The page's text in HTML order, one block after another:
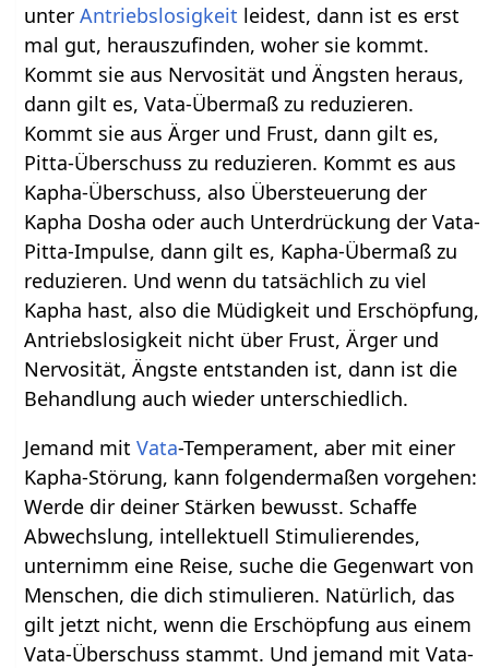
unterAntriebslosigkeit leidest, dann ist es erst
mal gut, herauszufinden, woher sie kommt.
Kommt sie aus Nervosität und Ängsten heraus,
dann gilt es, Vata-Übermaß zu reduzieren.
Kommt sie aus Ärger und Frust, dann gilt es,
Pitta-Überschuss zu reduzieren. Kommt es aus
Kapha-Überschuss, also Übersteuerung der
Kapha Dosha oder auch Unterdrückung der Vata-
Pitta-Impulse, dann gilt es, Kapha-Übermaß zu
reduzieren. Und wenn du tatsächlich zu viel
Kapha hast, also die Müdigkeit und Erschöpfung,
Antriebslosigkeit nicht über Frust, Ärger und
Nervosität, Ängste entstanden ist, dann ist die
Behandlung auch wieder unterschiedlich.
Jemand mitVata-Temperament, aber mit einer
Kapha-Störung, kann folgendermaßen vorgehen:
Werde dir deiner Stärken bewusst. Schaffe
Abwechslung, intellektuell Stimulierendes,
unternimm eine Reise, suche die Gegenwart von
Menschen, die dich stimulieren. Natürlich, das
gilt jetzt nicht, wenn die Erschöpfung aus einem
Vata-Überschuss stammt. Und jemand mit Vata-